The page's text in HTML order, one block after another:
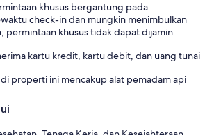
khusus bergantung pada
check-in dan mungkin menimbulkan
permintaan khusus tidak dapat dijamin
kartu kredit, kartu debit, dan uang tunai
properti ini mencakup alat pemadam api